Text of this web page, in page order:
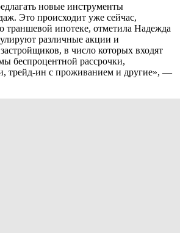
новые инструменты
Это происходит уже сейчас,
траншевой ипотеке, отметила Надежда
различные акции и
в число которых входят
беспроцентной рассрочки,
трейд-ин с проживанием и другие», —